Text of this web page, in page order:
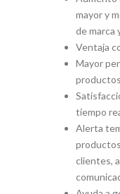
mayor y
de marca
Ventaja
Mayor
tiempo
Alerta
clientes,